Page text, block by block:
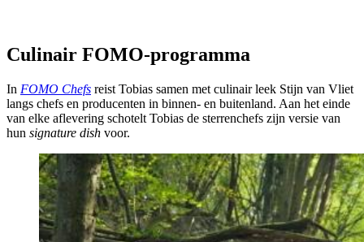
Culinair FOMO-programma
In FOMO Chefs reist Tobias samen met culinair leek Stijn van Vliet
langs chefs en producenten in binnen- en buitenland. Aan het einde
van elke aflevering schotelt Tobias de sterrenchefs zijn versie van
hun signature dish voor.